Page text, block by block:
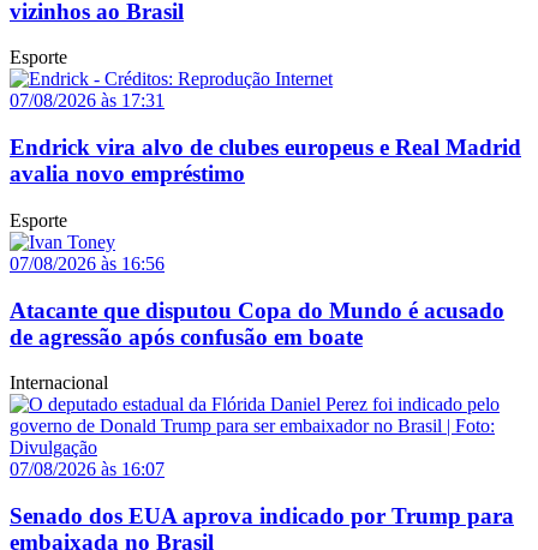
vizinhos ao Brasil
Esporte
07/08/2026 às 17:31
Endrick vira alvo de clubes europeus e Real Madrid
avalia novo empréstimo
Esporte
07/08/2026 às 16:56
Atacante que disputou Copa do Mundo é acusado
de agressão após confusão em boate
Internacional
07/08/2026 às 16:07
Senado dos EUA aprova indicado por Trump para
embaixada no Brasil